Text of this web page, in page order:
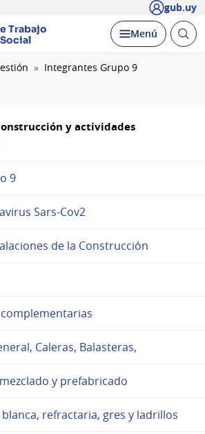
gub.uy
Trabajo
Desplegar
Menú Abrir
Integrantes Grupo 9
y actividades
9
Sars-Cov2
de la Construcción
Caleras, Balasteras,
y prefabricado
refractaria, gres y ladrillos